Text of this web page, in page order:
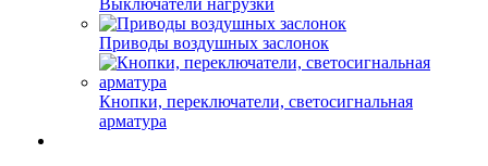
Выключатели нагрузки
Приводы воздушных заслонок
Кнопки, переключатели, светосигнальная
арматура